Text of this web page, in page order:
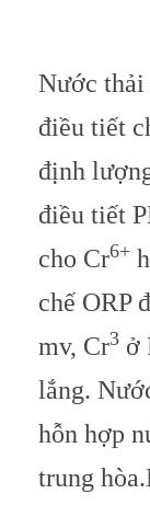
Nước thải
điều tiết
định
điều tiết
cho Cr6+
chế ORP
mv, Cr3 ở
lắng.
hỗn hợp
trung hòa.